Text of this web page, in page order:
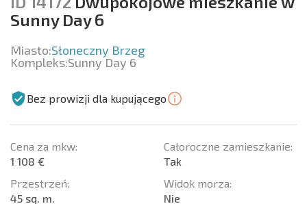
Sunny Day 6
Miasto:Słoneczny Brzeg
Kompleks:Sunny Day 6
Bez prowizji dla kupującego
Cena za mkw:
1 108 €
Przestrzeń:
45 sq. m.
Całoroczne zamieszkanie:
Tak
Widok morza:
Nie